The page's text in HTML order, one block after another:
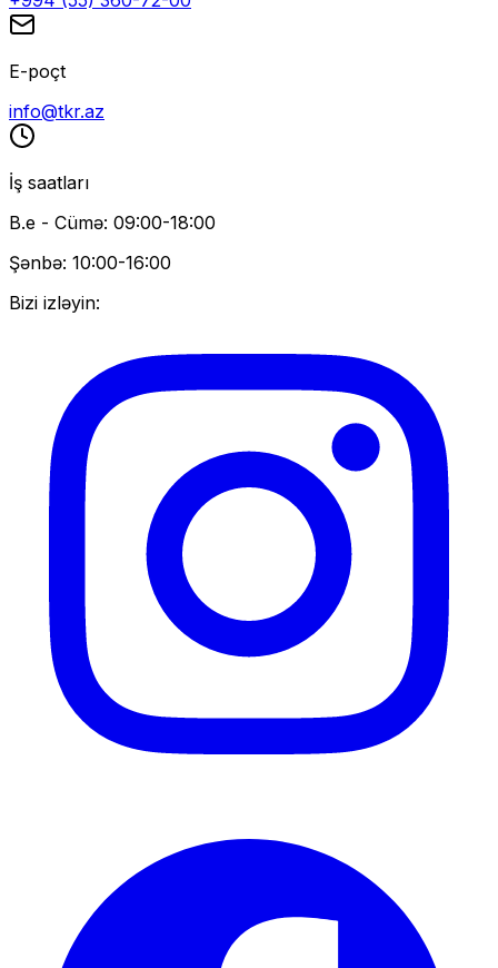
E-poçt
info@tkr.az
İş saatları
B.e - Cümə: 09:00-18:00
Şənbə: 10:00-16:00
Bizi izləyin: